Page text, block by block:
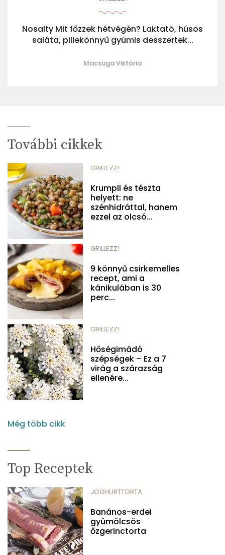
Nosalty Mit főzzek hétvégén? Laktató, húsos
saláta, pillekönnyű gyümis desszertek...
Macsuga Viktória
További cikkek
GRILLEZZ!
Krumpli és tészta
helyett: ne
szénhidráttal, hanem
ezzel az olcsó...
GRILLEZZ!
9 könnyű csirkemelles
recept, ami a
kánikulában is 30
perc...
GRILLEZZ!
Hőségimádó
szépségek – Ez a 7
virág a szárazság
ellenére...
Még több cikk
Top Receptek
JOGHURTTORTA
Banános-erdei
gyümölcsös
őzgerinctorta